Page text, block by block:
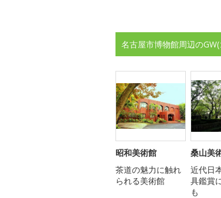
名古屋市博物館周辺の
昭和美術館
茶道の魅力に触れ
られる美術館
桑山美
近代日
具鑑賞
も